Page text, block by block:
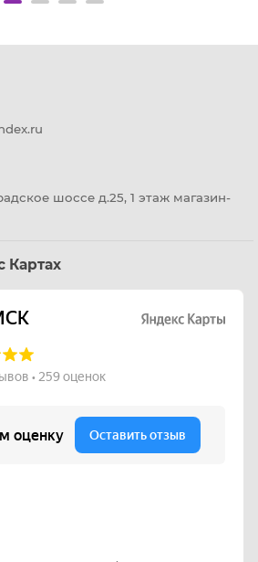
шоссе д.25, 1 этаж магазин-
Картах